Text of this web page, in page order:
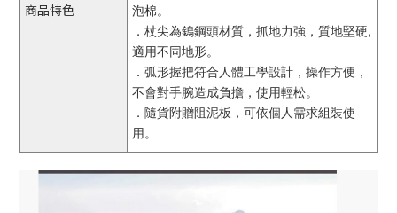
商品特色
泡棉。
．杖尖為鎢鋼頭材質，抓地力強，質地堅硬,
適用不同地形。
．弧形握把符合人體工學設計，操作方便，
不會對手腕造成負擔，使用輕松。
．隨貨附贈阻泥板，可依個人需求組裝使
用。